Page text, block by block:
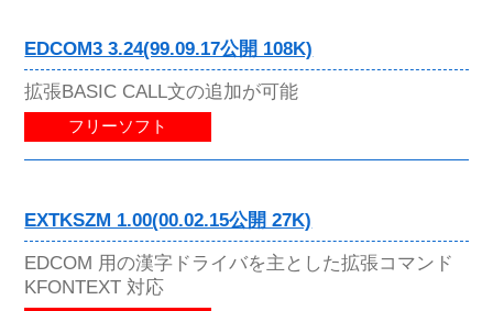
EDCOM3 3.24(99.09.17公開 108K)
拡張BASIC CALL文の追加が可能
フリーソフト
EXTKSZM 1.00(00.02.15公開 27K)
EDCOM 用の漢字ドライバを主とした拡張コマンド
KFONTEXT 対応